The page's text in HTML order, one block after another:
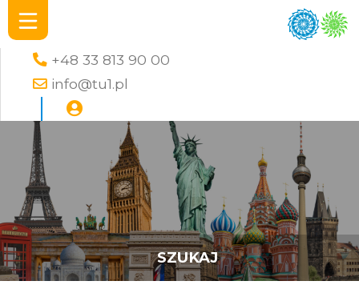
+48 33 813 90 00
info@tu1.pl
SZUKAJ